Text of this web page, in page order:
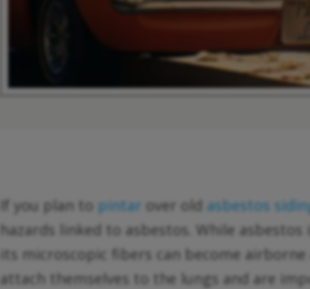
If you plan to pintar over oldasbestos
hazards linked to asbestos. While
its microscopic fibers can become
attach themselves to the lungs and are